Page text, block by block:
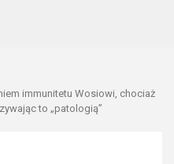
immunitetu Wosiowi, chociaż
to „patologią”